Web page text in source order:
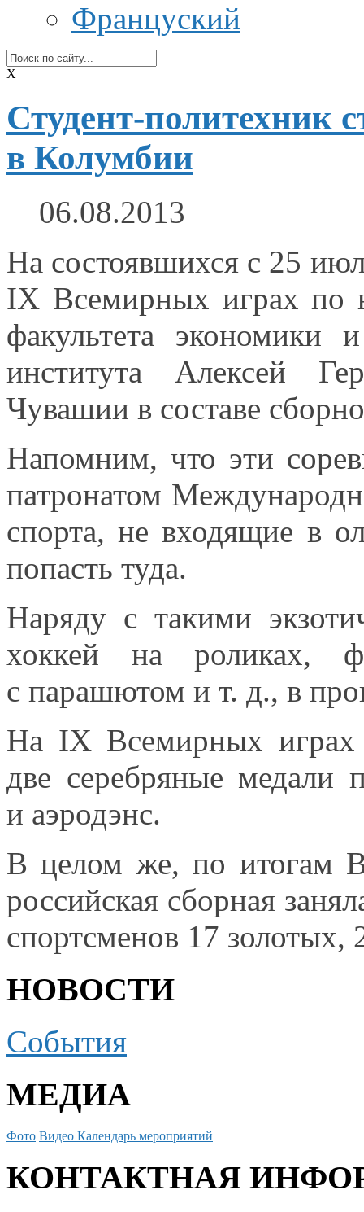
Француский
X
Студент-политехник
в Колумбии
06.08.2013
На состоявшихся с 25
IX Всемирных играх по
факультета экономики
института Алексей
Чувашии в составе
Напомним, что эти
патронатом
спорта,не входящие в
попасть туда.
Наряду с такими
хоккей на роликах,
с парашютом и т. д., в
На IX Всемирных
две серебряные медали
и аэродэнс.
Вцелом же, по итогам
российская сборная
спортсменов 17 золотых,
НОВОСТИ
События
МЕДИА
Фото Видео Календарь мероприятий
КОНТАКТНАЯ